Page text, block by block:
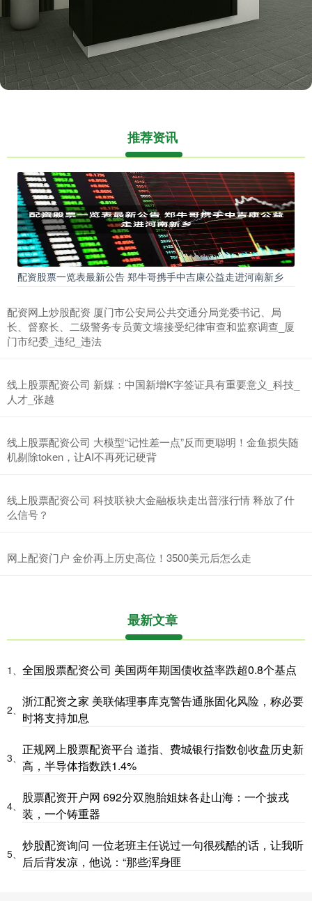
推荐资讯
配资股票一览表最新公告 郑牛哥携手中吉康公益走进河南新乡
配资网上炒股配资 厦门市公安局公共交通分局党委书记、局
长、督察长、二级警务专员黄文墙接受纪律审查和监察调查_厦
门市纪委_违纪_违法
线上股票配资公司 新媒：中国新增K字签证具有重要意义_科技_
人才_张越
线上股票配资公司 大模型“记性差一点”反而更聪明！金鱼损失随
机剔除token，让AI不再死记硬背
线上股票配资公司 科技联袂大金融板块走出普涨行情 释放了什
么信号？
网上配资门户 金价再上历史高位！3500美元后怎么走
最新文章
1、 全国股票配资公司 美国两年期国债收益率跌超0.8个基点
2、
浙江配资之家 美联储理事库克警告通胀固化风险，称必要
时将支持加息
3、
正规网上股票配资平台 道指、费城银行指数创收盘历史新
高，半导体指数跌1.4%
4、
股票配资开户网 692分双胞胎姐妹各赴山海：一个披戎
装，一个铸重器
5、
炒股配资询问 一位老班主任说过一句很残酷的话，让我听
后后背发凉，他说：“那些浑身匪